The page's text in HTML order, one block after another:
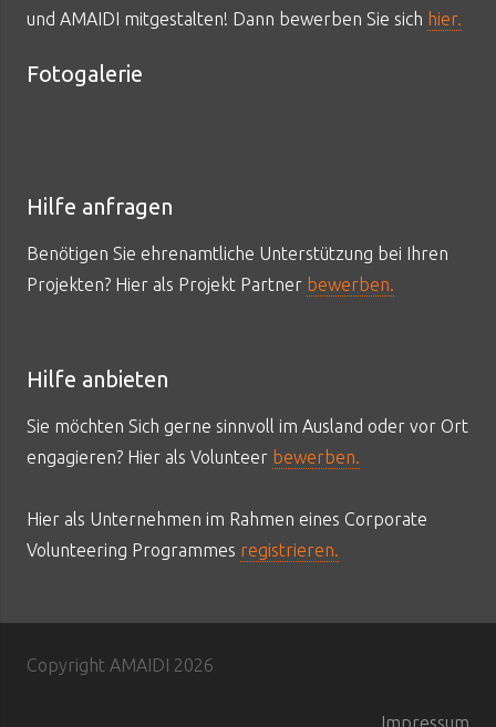
und AMAIDI mitgestalten! Dann bewerben Sie sich hier.
Fotogalerie
Hilfe anfragen
Benötigen Sie ehrenamtliche Unterstützung bei Ihren
Projekten? Hier als Projekt Partner bewerben.
Hilfe anbieten
Sie möchten Sich gerne sinnvoll im Ausland oder vor Ort
engagieren? Hier als Volunteer bewerben.
Hier als Unternehmen im Rahmen eines Corporate
Volunteering Programmes registrieren.
Copyright AMAIDI 2026
Impressum